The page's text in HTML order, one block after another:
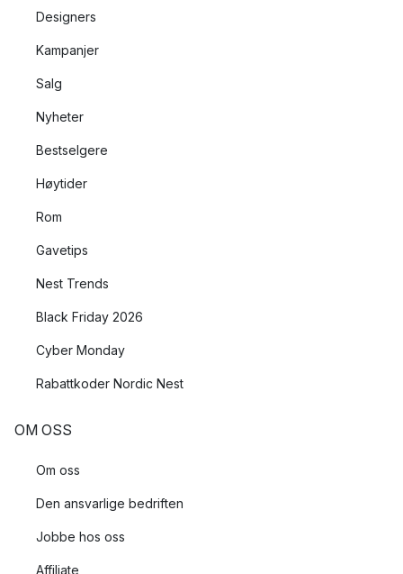
Designers
Kampanjer
Salg
Nyheter
Bestselgere
Høytider
Rom
Gavetips
Nest Trends
Black Friday 2026
Cyber Monday
Rabattkoder Nordic Nest
OM OSS
Om oss
Den ansvarlige bedriften
Jobbe hos oss
Affiliate